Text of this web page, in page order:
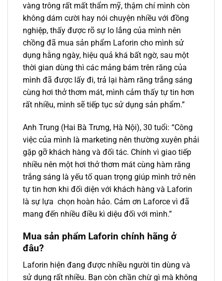
vàng trông rất mất thẩm mỹ, thậm chí mình còn
không dám cười hay nói chuyện nhiều với đồng
nghiệp, thấy được rõ sự lo lắng của mình nên
chồng đã mua sản phẩm Laforin cho mình sử
dụng hằng ngày, hiệu quả khá bất ngờ, sau một
thời gian dùng thì các mảng bám trên răng của
mình đã được lấy đi, trả lại hàm răng trắng sáng
cùng hơi thở thơm mát, mình cảm thấy tự tin hơn
rất nhiều, mình sẽ tiếp tục sử dụng sản phẩm.”
Anh Trung (Hai Bà Trưng, Hà Nội), 30 tuổi: “Công
việc của mình là marketing nên thường xuyên phải
gặp gỡ khách hàng và đối tác. Chính vì giao tiếp
nhiều nên một hơi thở thơm mát cùng hàm răng
trắng sáng là yếu tố quan trọng giúp mình trở nên
tự tin hơn khi đối diện với khách hàng và Laforin
là sự lựa chọn hoàn hảo. Cảm ơn Laforce vì đã
mang đến nhiều điều kì diệu đối với mình.”
Mua sản phẩm Laforin chính hãng ở
đâu?
Laforin hiện đang được nhiều người tin dùng và
sử dụng rất nhiều. Bạn còn chần chừ gì mà không